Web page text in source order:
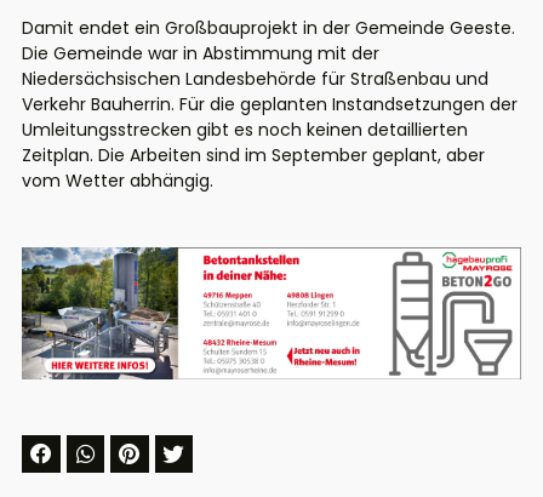
Damit endet ein Großbauprojekt in der Gemeinde Geeste.
Die Gemeinde war in Abstimmung mit der
Niedersächsischen Landesbehörde für Straßenbau und
Verkehr Bauherrin. Für die geplanten Instandsetzungen der
Umleitungsstrecken gibt es noch keinen detaillierten
Zeitplan. Die Arbeiten sind im September geplant, aber
vom Wetter abhängig.